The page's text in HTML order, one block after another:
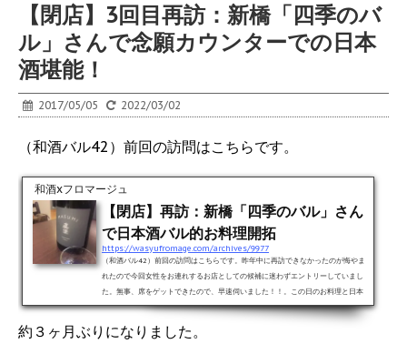
【閉店】3回目再訪：新橋「四季のバ
ル」さんで念願カウンターでの日本
酒堪能！
2017/05/05 2022/03/02
（和酒バル42）前回の訪問はこちらです。
和酒xフロマージュ
【閉店】再訪：新橋「四季のバル」さん
で日本酒バル的お料理開拓
https://wasyufromage.com/archives/9977
（和酒バル42）前回の訪問はこちらです。昨年中に再訪できなかったのが悔やま
れたので今回女性をお連れするお店としての候補に迷わずエントリーしていまし
た。無事、席をゲットできたので、早速伺いました！！。この日のお料理と日本
酒をご紹介！！このお店で特徴的なのは、お通し日本酒が出てくるところ。この
日の「お通し」はこちら、長野県のお酒「真澄」。ラベルが可愛い！！もともと
スッキリ系のお酒が得意な蔵さんだと思っていましたが、どんどん女性向け的な
約３ヶ月ぶりになりました。